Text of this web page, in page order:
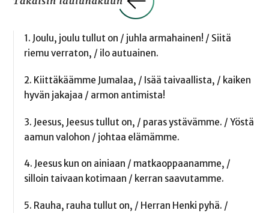
1. Joulu, joulu tullut on / juhla armahainen! / Siitä
riemu verraton, / ilo autuainen.
2. Kiittäkäämme Jumalaa, / Isää taivaallista, / kaiken
hyvän jakajaa / armon antimista!
3. Jeesus, Jeesus tullut on, / paras ystävämme. / Yöstä
aamun valohon / johtaa elämämme.
4. Jeesus kun on ainiaan / matkaoppaanamme, /
silloin taivaan kotimaan / kerran saavutamme.
5. Rauha, rauha tullut on, / Herran Henki pyhä. /